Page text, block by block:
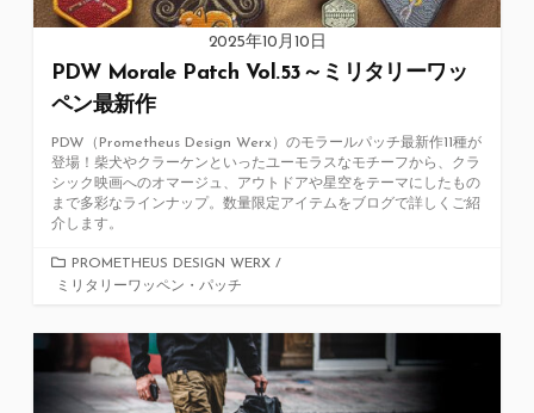
2025年10月10日
PDW Morale Patch Vol.53～ミリタリーワッ
ペン最新作
PDW（Prometheus Design Werx）のモラールパッチ最新作11種が
登場！柴犬やクラーケンといったユーモラスなモチーフから、クラ
シック映画へのオマージュ、アウトドアや星空をテーマにしたもの
まで多彩なラインナップ。数量限定アイテムをブログで詳しくご紹
介します。
カ
テ
リ
PROMETHEUS DESIGN WERX /
ミリタリーワッペン・パッチ